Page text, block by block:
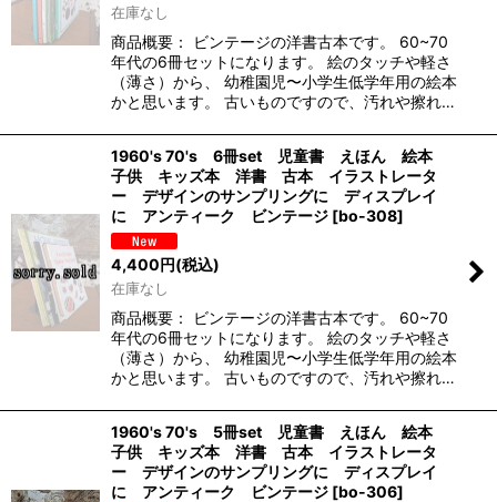
在庫なし
商品概要： ビンテージの洋書古本です。 60~70
年代の6冊セットになります。 絵のタッチや軽さ
（薄さ）から、 幼稚園児〜小学生低学年用の絵本
かと思います。 古いものですので、汚れや擦れ…
1960's 70's 6冊set 児童書 えほん 絵本
子供 キッズ本 洋書 古本 イラストレータ
ー デザインのサンプリングに ディスプレイ
に アンティーク ビンテージ [bo-308]
4,400円(税込)
在庫なし
商品概要： ビンテージの洋書古本です。 60~70
年代の6冊セットになります。 絵のタッチや軽さ
（薄さ）から、 幼稚園児〜小学生低学年用の絵本
かと思います。 古いものですので、汚れや擦れ…
1960's 70's 5冊set 児童書 えほん 絵本
子供 キッズ本 洋書 古本 イラストレータ
ー デザインのサンプリングに ディスプレイ
に アンティーク ビンテージ [bo-306]